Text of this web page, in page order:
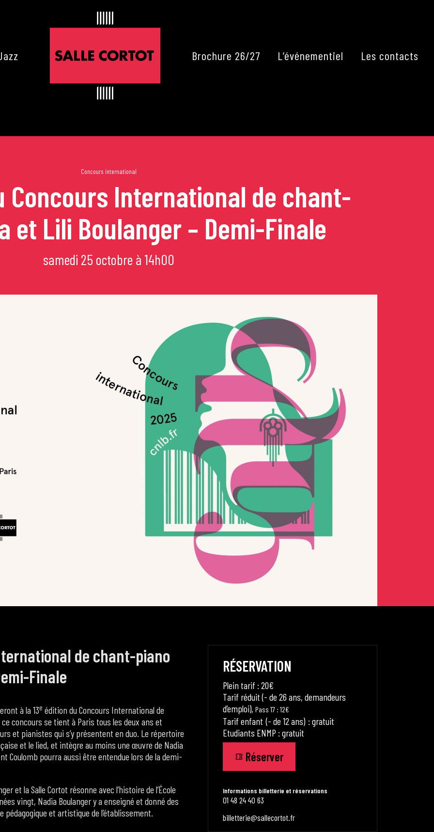
de Cortot
Brochure 26/27 L’événementiel Les contacts
Concours international
Concours International de chant-
et Lili Boulanger – Demi-Finale
samedi 25 octobre à 14h00
de chant-piano
Finale
à la 13e édition du Concours International de
concours se tient à Paris tous les deux ans et
et pianistes qui s’y présentent en duo. Le répertoire
et le lied, et intègre au moins une œuvre de Nadia
Coulomb pourra aussi être entendue lors de la demi-
et la Salle Cortot résonne avec l’histoire de l’École
vingt, Nadia Boulanger y a enseigné et donné des
et artistique de l’établissement.
RÉSERVATION
Plein tarif : 20€
Tarif réduit (- de 26 ans, demandeurs
d’emploi), Pass 17 : 12€
Tarif enfant (- de 12 ans) : gratuit
Etudiants ENMP : gratuit
Réserver
Informations billetterie et réservations
01 48 24 40 63
billetterie@sallecortot.fr